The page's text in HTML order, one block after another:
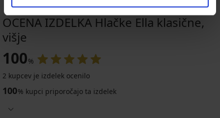
OCENA IZDELKA Hlačke Ella klasične,
višje
100%
2 kupcev je izdelek ocenilo
100% kupci priporočajo ta izdelek